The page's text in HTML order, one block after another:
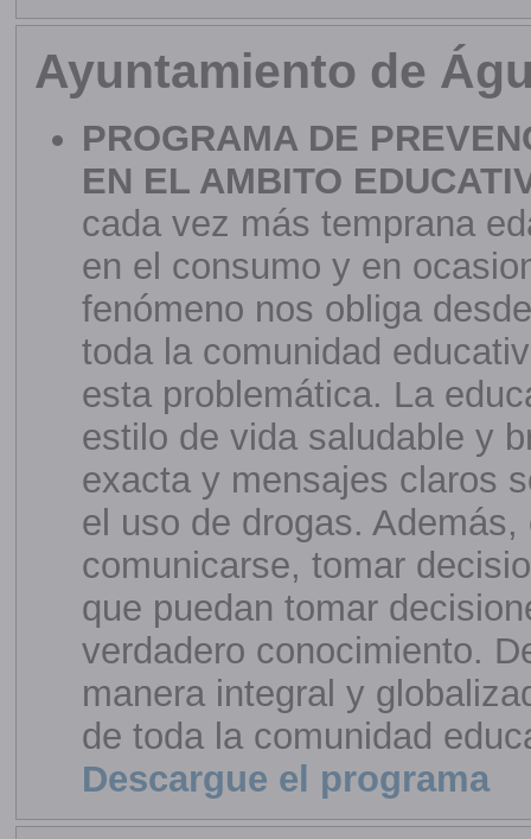
Ayuntamiento de
PROGRAMA DE
EN EL AMBITO
cada vez más temprana
en el consumo y en
fenómeno nos obliga
toda la comunidad
esta problemática. La
estilo de vida saludable y
exacta y mensajes claros
el uso de drogas.
comunicarse, tomar
que puedan tomar
verdadero conocimiento.
manera integral y
de toda la comunidad
Descargue el programa